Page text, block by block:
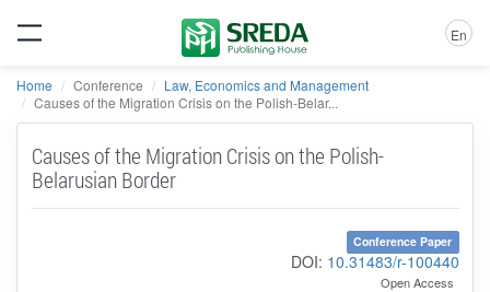
En
Home Conference
Law, Economics and Management
Causes of the Migration Crisis on the Polish-Belar...
Causes of the Migration Crisis on the Polish-
Belarusian Border
Conference Paper
DOI: 10.31483/r-100440
Open Access